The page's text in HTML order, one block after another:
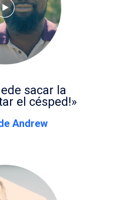
sacar la
el césped!»
Andrew